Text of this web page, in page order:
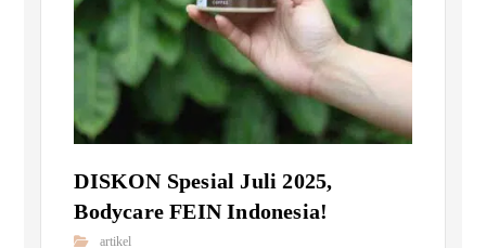
DISKON Spesial Juli 2025,
Bodycare FEIN Indonesia!
artikel